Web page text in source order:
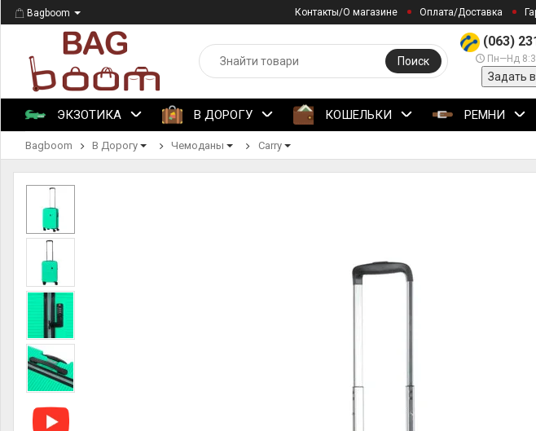
Bagboom Контакты/О магазине Оплата/Доставка
(063)
Пн—Нд
Задать
Поиск
ЭКЗОТИКА В ДОРОГУ КОШЕЛЬКИ РЕМНИ
Bagboom В Дорогу Чемоданы Carry